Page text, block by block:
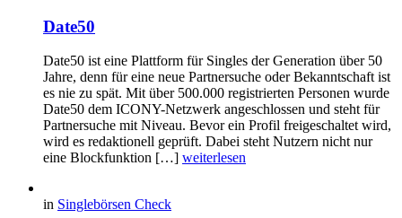
Date50
Date50 ist eine Plattform für Singles der Generation über 50
Jahre, denn für eine neue Partnersuche oder Bekanntschaft ist
es nie zu spät. Mit über 500.000 registrierten Personen wurde
Date50 dem ICONY-Netzwerk angeschlossen und steht für
Partnersuche mit Niveau. Bevor ein Profil freigeschaltet wird,
wird es redaktionell geprüft. Dabei steht Nutzern nicht nur
eine Blockfunktion […] weiterlesen
in Singlebörsen Check